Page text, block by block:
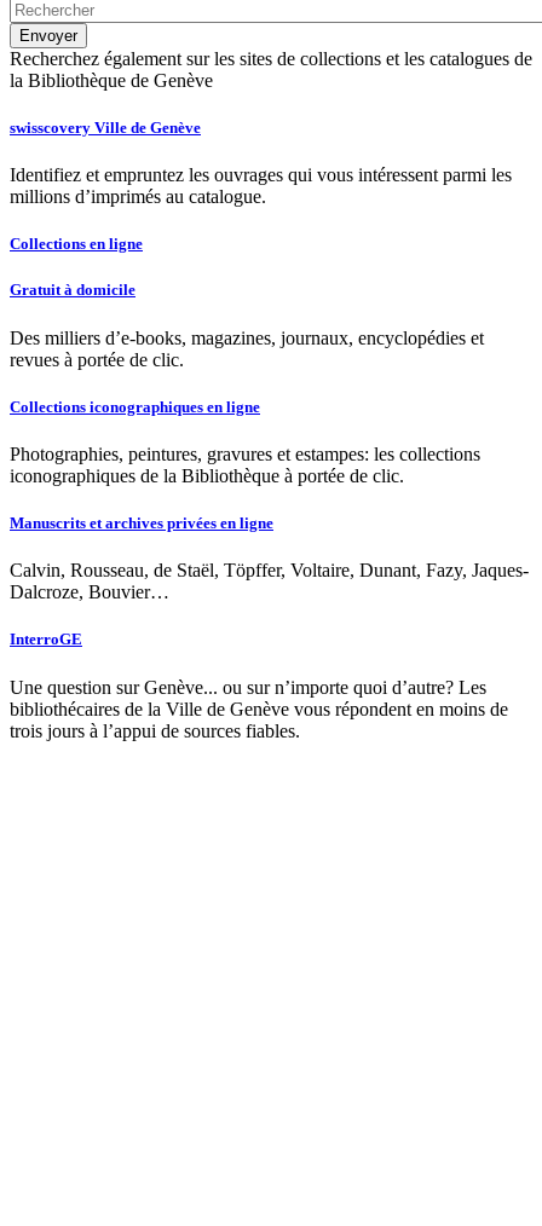
Recherchez également sur les sites de collections et les catalogues de
la Bibliothèque de Genève
swisscovery Ville de Genève
Identifiez et empruntez les ouvrages qui vous intéressent parmi les
millions d’imprimés au catalogue.
Collections en ligne
Gratuit à domicile
Des milliers d’e-books, magazines, journaux, encyclopédies et
revues à portée de clic.
Collections iconographiques en ligne
Photographies, peintures, gravures et estampes: les collections
iconographiques de la Bibliothèque à portée de clic.
Manuscrits et archives privées en ligne
Calvin, Rousseau, de Staël, Töpffer, Voltaire, Dunant, Fazy, Jaques-
Dalcroze, Bouvier…
InterroGE
Une question sur Genève... ou sur n’importe quoi d’autre? Les
bibliothécaires de la Ville de Genève vous répondent en moins de
trois jours à l’appui de sources fiables.